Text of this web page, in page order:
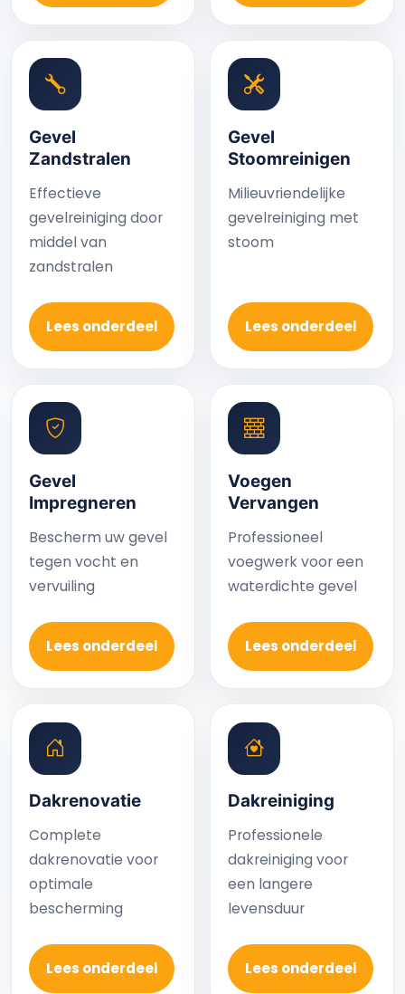
Gevel
Zandstralen
Effectieve
gevelreiniging door
middel van
zandstralen
Lees onderdeel
Gevel
Stoomreinigen
Milieuvriendelijke
gevelreiniging met
stoom
Lees onderdeel
Gevel
Impregneren
Bescherm uw gevel
tegen vocht en
vervuiling
Lees onderdeel
Voegen
Vervangen
Professioneel
voegwerk voor een
waterdichte gevel
Lees onderdeel
Dakrenovatie
Complete
dakrenovatie voor
optimale
bescherming
Lees onderdeel
Dakreiniging
Professionele
dakreiniging voor
een langere
levensduur
Lees onderdeel